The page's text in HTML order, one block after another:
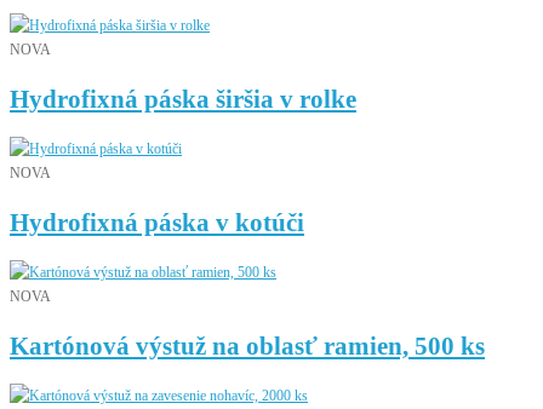
NOVA
Hydrofixná páska širšia v rolke
NOVA
Hydrofixná páska v kotúči
NOVA
Kartónová výstuž na oblasť ramien, 500 ks